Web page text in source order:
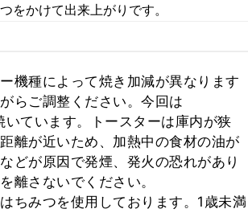
をかけて出来上がりです。
機種によって焼き加減が異なります
らご調整ください。今回は
ています。トースターは庫内が狭
離が近いため、加熱中の食材の油が
どが原因で発煙、発火の恐れがあり
離さないでください。
ちみつを使用しております。1歳未満